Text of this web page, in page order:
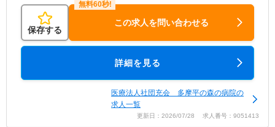
保存する
この求人を問い合わせる
詳細を見る
医療法人社団充会 多摩平の森の病院の
求人一覧
更新日：2026/07/28 求人番号：9051413